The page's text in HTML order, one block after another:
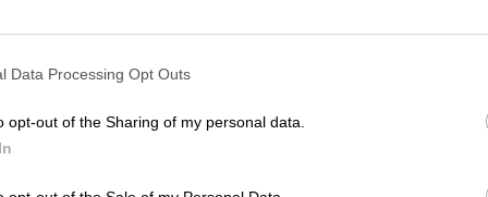
Data Processing Opt Outs
opt-out of the Sharing of my personal data.
residuos de más rápido crecimiento en la
Pacto Verde Europeo y frenar nuestro uso de
ha defendido Cavazzini.
el flujo de residuos de más rápido